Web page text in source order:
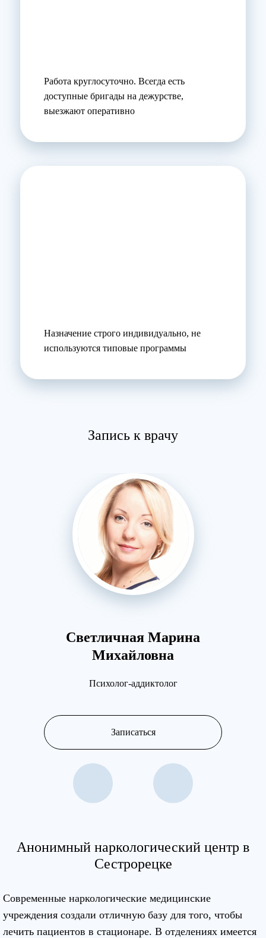
Работа круглосуточно. Всегда есть
доступные бригады на дежурстве,
выезжают оперативно
Назначение строго индивидуально, не
используются типовые программы
Запись к врачу
Светличная Марина
Михайловна
Психолог-аддиктолог
Записаться
Анонимный наркологический центр в
Сестрорецке
Современные наркологические медицинские
учреждения создали отличную базу для того, чтобы
лечить пациентов в стационаре. В отделениях имеется